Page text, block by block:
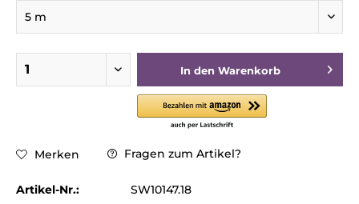
In den Warenkorb
Merken Fragen zum Artikel?
Artikel-Nr.: SW10147.18